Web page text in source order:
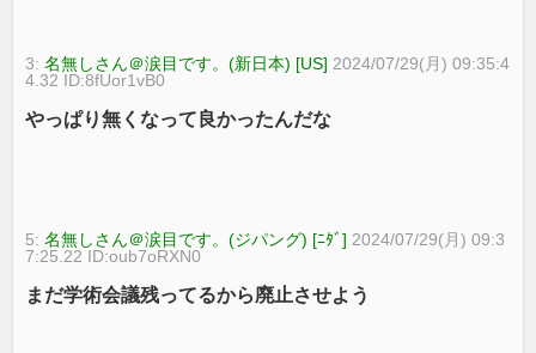
3:名無しさん＠涙目です。(新日本) [US] 2024/07/29(月) 09:35:4
4.32 ID:8fUor1vB0
やっぱり無くなって良かったんだな
5:名無しさん＠涙目です。(ジパング) [ﾆﾀﾞ] 2024/07/29(月) 09:3
7:25.22 ID:oub7oRXN0
まだ学術会議残ってるから廃止させよう